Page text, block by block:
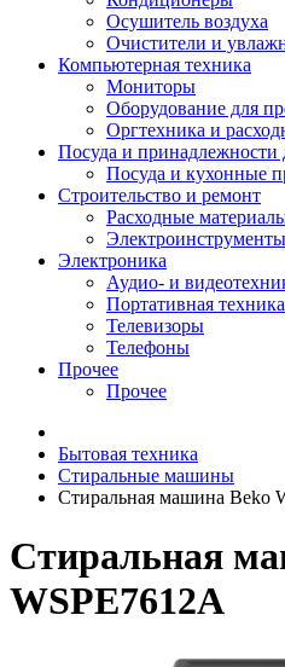
Осушитель воздуха
Очистители и
Компьютерная техника
Мониторы
Оборудование для
Оргтехника и
Посуда и принадлежности
Посуда и кухонные
Строительство и ремонт
Расходные
Электроинструменты
Электроника
Аудио- и
Портативная техника
Телевизоры
Телефоны
Прочее
Прочее
Бытовая техника
Стиральные машины
Стиральная машина Beko
Стиральная
WSPE7612A